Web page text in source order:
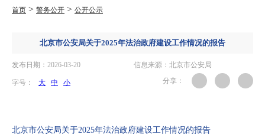
首页 > 警务公开 > 公开公示
北京市公安局关于2025年法治政府建设工作情况的报告
发布日期：2026-03-20 信息来源：北京市公安局
字号： 大 中 小 分享：
北京市公安局关于2025年法治政府建设工作情况的报告